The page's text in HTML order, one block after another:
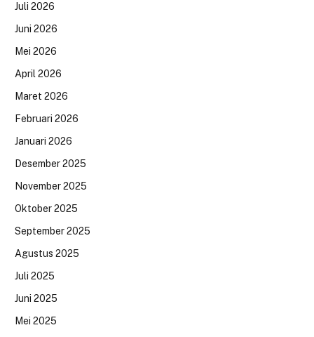
Juli 2026
Juni 2026
Mei 2026
April 2026
Maret 2026
Februari 2026
Januari 2026
Desember 2025
November 2025
Oktober 2025
September 2025
Agustus 2025
Juli 2025
Juni 2025
Mei 2025